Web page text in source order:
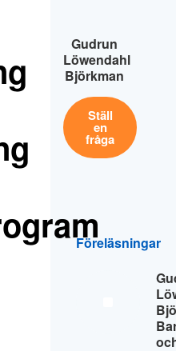
Gudrun
Löwendahl
Björkman
Ställ
en
fråga
Föreläsningar